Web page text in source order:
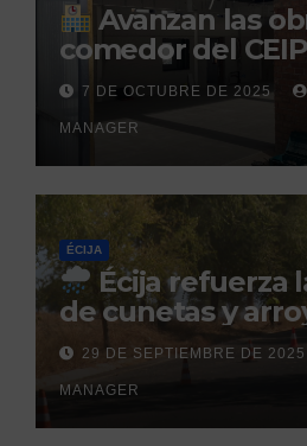
Avanzan las
comedor del
Sol: su
prevista para
7 DE OCTUBRE DE 2025
MANAGER
ÉCIJA
Écija refuerza
de cunetas y
la llegada de las
otoñales
29 DE SEPTIEMBRE DE 2025
MANAGER